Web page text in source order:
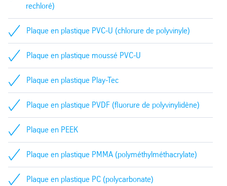
Façonnage à chaud
rechloré)
Plaque en plastique PVC-U (chlorure de polyvinyle)
Plaque en plastique moussé PVC-U
Plaque en plastique Play-Tec
Plaque en plastique PVDF (fluorure de polyvinylidène)
Plaque en PEEK
Plaque en plastique PMMA (polyméthylméthacrylate)
Plaque en plastique PC (polycarbonate)